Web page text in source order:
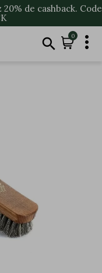
de cashback. Code
 0 